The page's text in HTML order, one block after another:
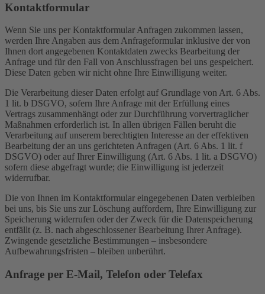
Kontaktformular
Wenn Sie uns per Kontaktformular Anfragen zukommen lassen,
werden Ihre Angaben aus dem Anfrageformular inklusive der von
Ihnen dort angegebenen Kontaktdaten zwecks Bearbeitung der
Anfrage und für den Fall von Anschlussfragen bei uns gespeichert.
Diese Daten geben wir nicht ohne Ihre Einwilligung weiter.
Die Verarbeitung dieser Daten erfolgt auf Grundlage von Art. 6 Abs.
1 lit. b DSGVO, sofern Ihre Anfrage mit der Erfüllung eines
Vertrags zusammenhängt oder zur Durchführung vorvertraglicher
Maßnahmen erforderlich ist. In allen übrigen Fällen beruht die
Verarbeitung auf unserem berechtigten Interesse an der effektiven
Bearbeitung der an uns gerichteten Anfragen (Art. 6 Abs. 1 lit. f
DSGVO) oder auf Ihrer Einwilligung (Art. 6 Abs. 1 lit. a DSGVO)
sofern diese abgefragt wurde; die Einwilligung ist jederzeit
widerrufbar.
Die von Ihnen im Kontaktformular eingegebenen Daten verbleiben
bei uns, bis Sie uns zur Löschung auffordern, Ihre Einwilligung zur
Speicherung widerrufen oder der Zweck für die Datenspeicherung
entfällt (z. B. nach abgeschlossener Bearbeitung Ihrer Anfrage).
Zwingende gesetzliche Bestimmungen – insbesondere
Aufbewahrungsfristen – bleiben unberührt.
Anfrage per E-Mail, Telefon oder Telefax